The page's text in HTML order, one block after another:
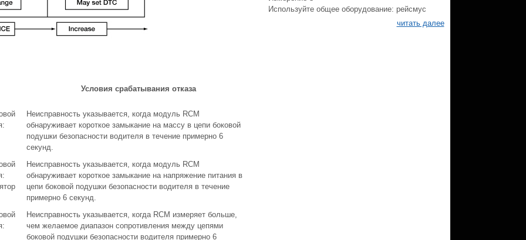
Условия срабатывания отказа
Неисправность указывается, когда модуль RCM
обнаруживает короткое замыкание на массу в цепи боковой
подушки безопасности водителя в течение примерно 6
секунд.
Неисправность указывается, когда модуль RCM
обнаруживает короткое замыкание на напряжение питания в
цепи боковой подушки безопасности водителя в течение
примерно 6 секунд.
Неисправность указывается, когда RCM измеряет больше,
чем желаемое диапазон сопротивления между цепями
боковой подушки безопасности водителя примерно 6
Используйте общее оборудование: рейсмус
читать далее